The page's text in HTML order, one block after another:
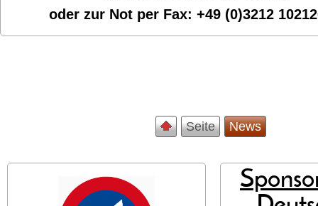
oder zur Not per Fax:+49 (0)3212
Seite News